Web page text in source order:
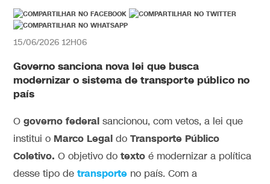
15/06/2026 12H06
Governo sanciona nova lei que busca
modernizar o sistema de transporte público no
país
Ogoverno federal sancionou, com vetos, a lei que
institui o Marco Legal do Transporte Público
Coletivo. O objetivo dotexto é modernizar a política
desse tipo detransporte no país. Com a